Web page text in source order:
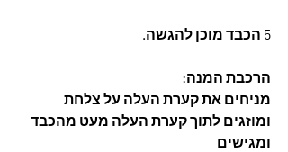
5 הכבד מוכן להגשה.
הרכבת המנה:
מניחים את קערת העלה על צלחת
ומוזגים לתוך קערת העלה מעט מהכבד
ומגישים